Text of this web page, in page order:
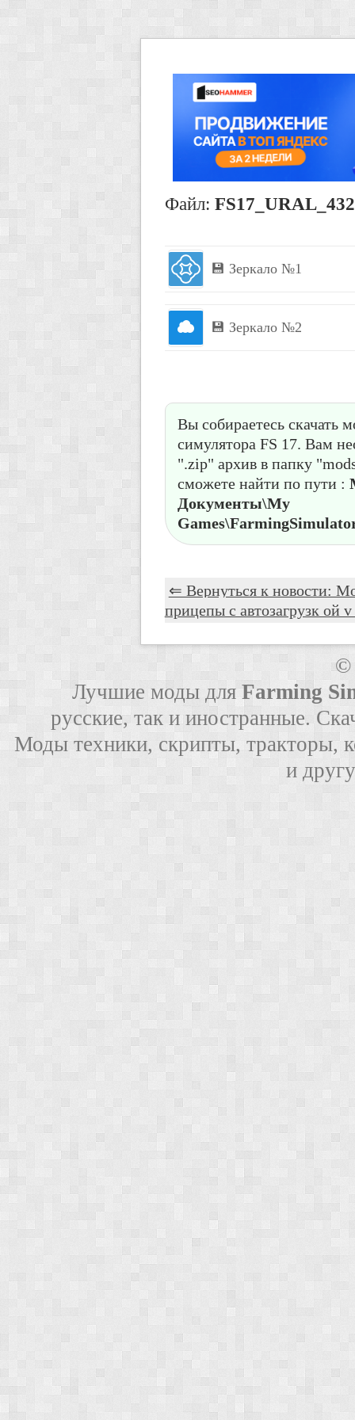
Файл:
💾 Зеркало №1
💾 Зеркало №2
Вы собираетесь скачать
симулятора FS 17. Вам
".zip" архив в папку
сможете найти по пути :
Документы\My
⇐ Вернуться к новости:
прицепы с автозагрузк ой
©
Лучшие моды дляFarming
русские, так и иностранные.
Моды техники, скрипты,
и